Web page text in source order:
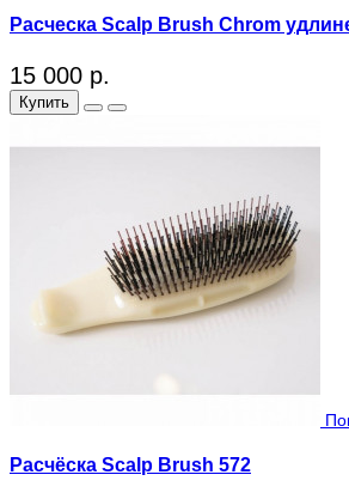
Расческа Scalp Brush Chrom
15 000 р.
Купить
Расчёска Scalp Brush 572